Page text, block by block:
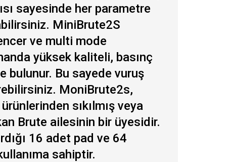
sayesinde her parametre
MiniBrute2S
ve multi mode
yüksek kaliteli, basınç
bulunur. Bu sayede vuruş
MoniBrute2s,
sıkılmış veya
Brute ailesinin bir üyesidir.
16 adet pad ve 64
sahiptir.